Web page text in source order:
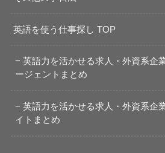
英語を使う仕事探し TOP
英語力を活かせる求人・外資系企
ージェントまとめ
英語力を活かせる求人・外資系企
イトまとめ